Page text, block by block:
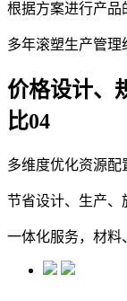
根据方案进行产品
多年滚塑生产管理
价格设计、
比04
多维度优化资源配
节省设计、生产、
一体化服务，材料